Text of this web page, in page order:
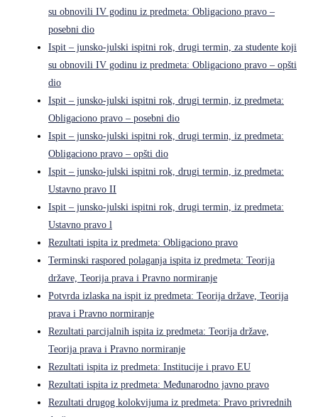
su obnovili IV godinu iz predmeta: Obligaciono pravo –
posebni dio
Ispit – junsko-julski ispitni rok, drugi termin, za studente koji
su obnovili IV godinu iz predmeta: Obligaciono pravo – opšti
dio
Ispit – junsko-julski ispitni rok, drugi termin, iz predmeta:
Obligaciono pravo – posebni dio
Ispit – junsko-julski ispitni rok, drugi termin, iz predmeta:
Obligaciono pravo – opšti dio
Ispit – junsko-julski ispitni rok, drugi termin, iz predmeta:
Ustavno pravo II
Ispit – junsko-julski ispitni rok, drugi termin, iz predmeta:
Ustavno pravo l
Rezultati ispita iz predmeta: Obligaciono pravo
Terminski raspored polaganja ispita iz predmeta: Teorija
države, Teorija prava i Pravno normiranje
Potvrda izlaska na ispit iz predmeta: Teorija države, Teorija
prava i Pravno normiranje
Rezultati parcijalnih ispita iz predmeta: Teorija države,
Teorija prava i Pravno normiranje
Rezultati ispita iz predmeta: Institucije i pravo EU
Rezultati ispita iz predmeta: Međunarodno javno pravo
Rezultati drugog kolokvijuma iz predmeta: Pravo privrednih